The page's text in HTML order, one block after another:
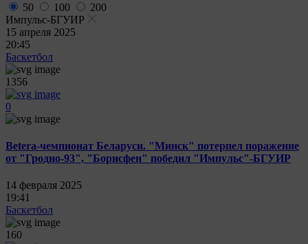
50
100
200
Импульс-БГУИР
15 апреля 2025
20:45
Баскетбол
1356
0
Betera-чемпионат Беларуси. "Минск" потерпел поражение
от "Гродно-93", "Борисфен" победил "Импульс"-БГУИР
14 февраля 2025
19:41
Баскетбол
160